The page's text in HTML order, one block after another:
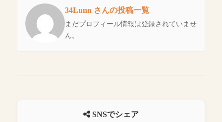
34Lunn さんの投稿一覧
まだプロフィール情報は登録されていませ
ん。
SNSでシェア